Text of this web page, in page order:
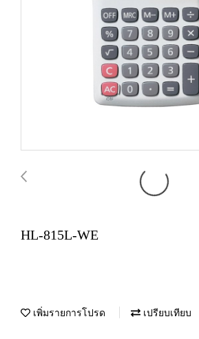
HL-815L-WE
เพิ่มรายการโปรด เปรียบเทียบ